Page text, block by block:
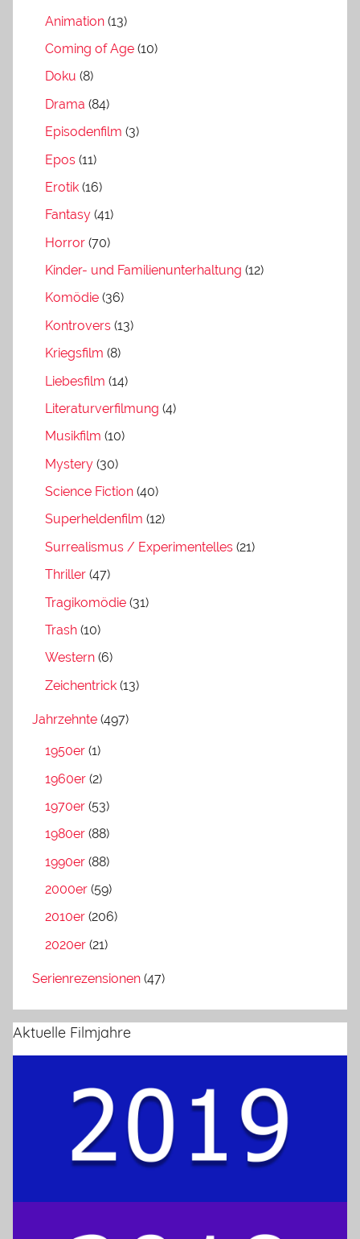
Animation (13)
Coming of Age (10)
Doku (8)
Drama (84)
Episodenfilm (3)
Epos (11)
Erotik (16)
Fantasy (41)
Horror (70)
Kinder- und Familienunterhaltung (12)
Komödie (36)
Kontrovers (13)
Kriegsfilm (8)
Liebesfilm (14)
Literaturverfilmung (4)
Musikfilm (10)
Mystery (30)
Science Fiction (40)
Superheldenfilm (12)
Surrealismus / Experimentelles (21)
Thriller (47)
Tragikomödie (31)
Trash (10)
Western (6)
Zeichentrick (13)
Jahrzehnte (497)
1950er (1)
1960er (2)
1970er (53)
1980er (88)
1990er (88)
2000er (59)
2010er (206)
2020er (21)
Serienrezensionen (47)
Aktuelle Filmjahre